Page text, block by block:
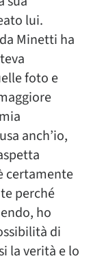
lui.
Minetti ha
foto e
anch’io,
certamente
perché
ho
di
la verità e lo